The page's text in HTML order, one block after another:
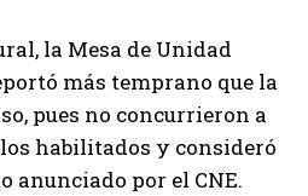
la Mesa de Unidad
más temprano que la
pues no concurrieron a
los habilitados y consideró
anunciado por el CNE.